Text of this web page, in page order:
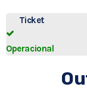
Ticket
Operacional